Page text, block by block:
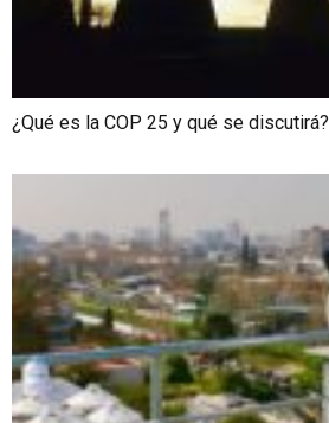
¿Qué es la COP 25 y qué se discutirá?